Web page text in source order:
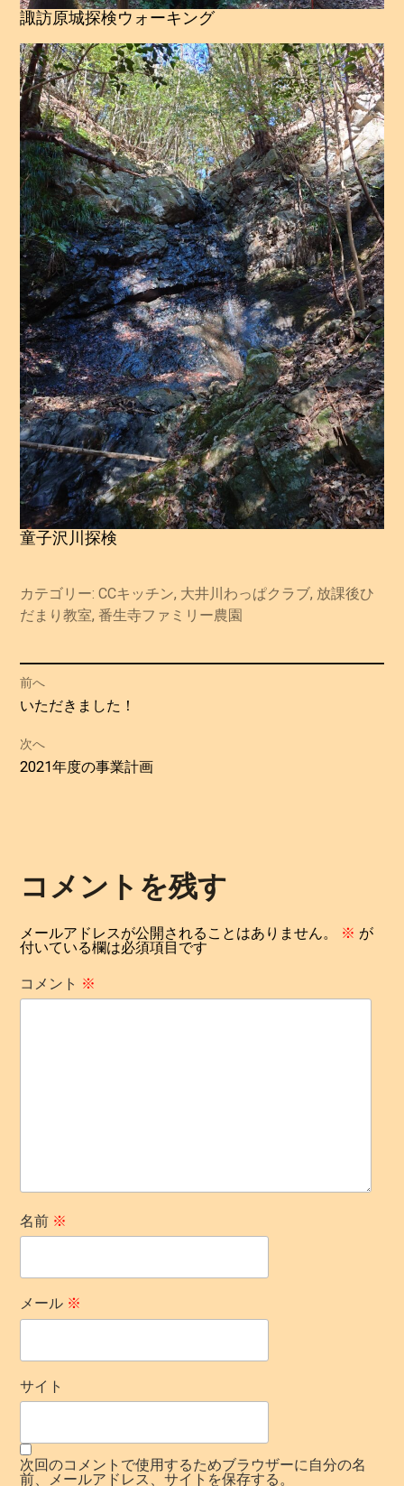
諏訪原城探検ウォーキング
童子沢川探検
カテゴリー:CCキッチン, 大井川わっぱクラブ, 放課後ひ
だまり教室,番生寺ファミリー農園
投
稿
ナ
ー
シ
ョ
ン
前へ
過
の
投
いただきました！
次へ
次
2021年度の事業計画
コメントを残す
メールアドレスが公開されることはありません。 ※ が
付いている欄は必須項目です
コメント ※
名前 ※
メール ※
サイト
次回のコメントで使用するためブラウザーに自分の名
前、メールアドレス、サイトを保存する。